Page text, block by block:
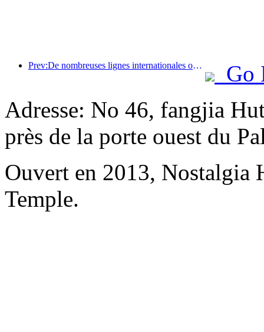
Prev:De nombreuses lignes internationales ont été ouvertes et augmentées récemment
Go
Adresse: No 46, fangjia
près de la porte ouest du
Ouvert en 2013, Nostalgia
Temple.